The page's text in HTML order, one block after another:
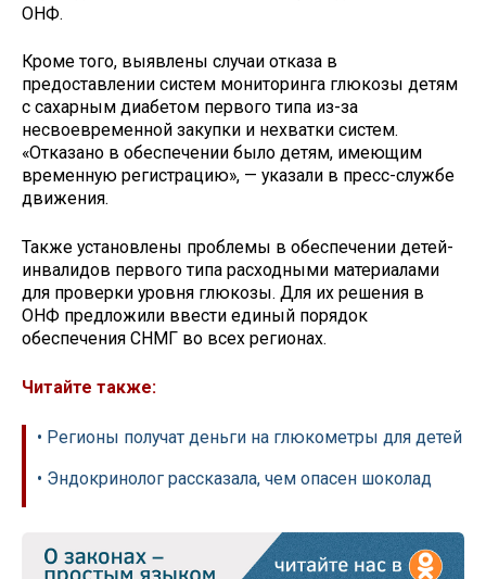
ОНФ.
Кроме того, выявлены случаи отказа в
предоставлении систем мониторинга глюкозы детям
с сахарным диабетом первого типа из-за
несвоевременной закупки и нехватки систем.
«Отказано в обеспечении было детям, имеющим
временную регистрацию», — указали в пресс-службе
движения.
Также установлены проблемы в обеспечении детей-
инвалидов первого типа расходными материалами
для проверки уровня глюкозы. Для их решения в
ОНФ предложили ввести единый порядок
обеспечения СНМГ во всех регионах.
Читайте также:
• Регионы получат деньги на глюкометры для детей
• Эндокринолог рассказала, чем опасен шоколад